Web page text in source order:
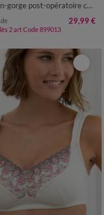
Soutien-gorge post-opératoire coton stretch bonnets moulés - sans armatures
29,99 €
2 art Code 899013